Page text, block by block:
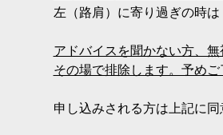
左（路肩）に寄り過ぎの時は
アドバイスを聞かない方、
その場で排除します。予めご
申し込みされる方は上記に同